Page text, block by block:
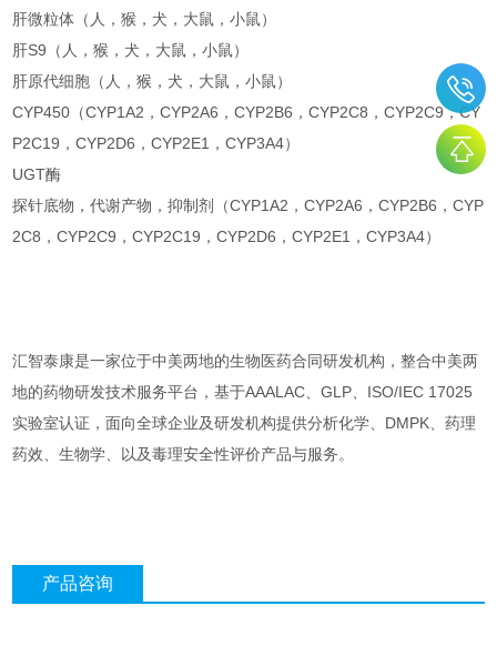
肝微粒体（人，猴，犬，大鼠，小鼠）
肝S9（人，猴，犬，大鼠，小鼠）
肝原代细胞（人，猴，犬，大鼠，小鼠）
CYP450（CYP1A2，CYP2A6，CYP2B6，CYP2C8，CYP2C9，CY
P2C19，CYP2D6，CYP2E1，CYP3A4）
UGT酶
探针底物，代谢产物，抑制剂（CYP1A2，CYP2A6，CYP2B6，CYP
2C8，CYP2C9，CYP2C19，CYP2D6，CYP2E1，CYP3A4）
汇智泰康是一家位于中美两地的生物医药合同研发机构，整合中美两
地的药物研发技术服务平台，基于AAALAC、GLP、ISO/IEC 17025
实验室认证，面向全球企业及研发机构提供分析化学、DMPK、药理
药效、生物学、以及毒理安全性评价产品与服务。
产品咨询